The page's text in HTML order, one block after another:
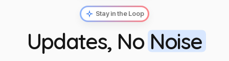
Stay in the Loop
Updates, NoNoise